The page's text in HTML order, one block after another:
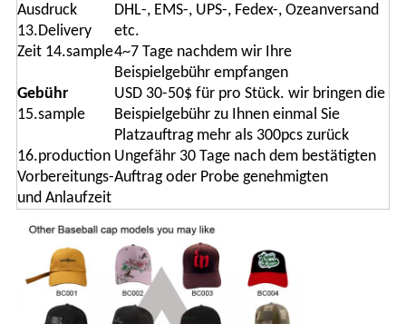
Ausdruck
13.Delivery
DHL-, EMS-, UPS-, Fedex-, Ozeanversand
etc.
Zeit 14.sample4~7 Tage nachdem wir Ihre
Beispielgebühr empfangen
Gebühr
15.sample
USD 30-50$ für pro Stück. wir bringen die
Beispielgebühr zu Ihnen einmal Sie
Platzauftrag mehr als 300pcs zurück
16.production
Vorbereitungs-
und Anlaufzeit
Ungefähr 30 Tage nach dem bestätigten
Auftrag oder Probe genehmigten